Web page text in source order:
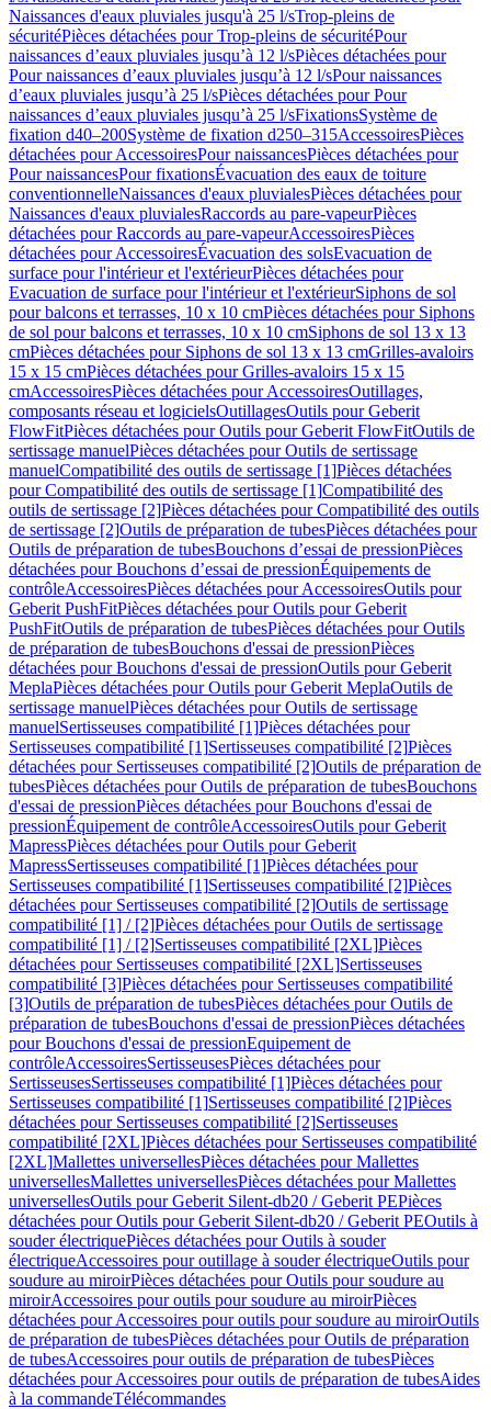
Naissances d'eaux pluviales jusqu'à 25 l/sTrop-pleins de
sécuritéPièces détachées pour Trop-pleins de sécuritéPour
naissances d’eaux pluviales jusqu’à 12 l/sPièces détachées pour
Pour naissances d’eaux pluviales jusqu’à 12 l/sPour naissances
d’eaux pluviales jusqu’à 25 l/sPièces détachées pour Pour
naissances d’eaux pluviales jusqu’à 25 l/sFixationsSystème de
fixation d40–200Système de fixation d250–315AccessoiresPièces
détachées pour AccessoiresPour naissancesPièces détachées pour
Pour naissancesPour fixationsÉvacuation des eaux de toiture
conventionnelleNaissances d'eaux pluvialesPièces détachées pour
Naissances d'eaux pluvialesRaccords au pare-vapeurPièces
détachées pour Raccords au pare-vapeurAccessoiresPièces
détachées pour AccessoiresÉvacuation des solsEvacuation de
surface pour l'intérieur et l'extérieurPièces détachées pour
Evacuation de surface pour l'intérieur et l'extérieurSiphons de sol
pour balcons et terrasses, 10 x 10 cmPièces détachées pour Siphons
de sol pour balcons et terrasses, 10 x 10 cmSiphons de sol 13 x 13
cmPièces détachées pour Siphons de sol 13 x 13 cmGrilles-avaloirs
15 x 15 cmPièces détachées pour Grilles-avaloirs 15 x 15
cmAccessoiresPièces détachées pour AccessoiresOutillages,
composants réseau et logicielsOutillagesOutils pour Geberit
FlowFitPièces détachées pour Outils pour Geberit FlowFitOutils de
sertissage manuelPièces détachées pour Outils de sertissage
manuelCompatibilité des outils de sertissage [1]Pièces détachées
pour Compatibilité des outils de sertissage [1]Compatibilité des
outils de sertissage [2]Pièces détachées pour Compatibilité des outils
de sertissage [2]Outils de préparation de tubesPièces détachées pour
Outils de préparation de tubesBouchons d’essai de pressionPièces
détachées pour Bouchons d’essai de pressionÉquipements de
contrôleAccessoiresPièces détachées pour AccessoiresOutils pour
Geberit PushFitPièces détachées pour Outils pour Geberit
PushFitOutils de préparation de tubesPièces détachées pour Outils
de préparation de tubesBouchons d'essai de pressionPièces
détachées pour Bouchons d'essai de pressionOutils pour Geberit
MeplaPièces détachées pour Outils pour Geberit MeplaOutils de
sertissage manuelPièces détachées pour Outils de sertissage
manuelSertisseuses compatibilité [1]Pièces détachées pour
Sertisseuses compatibilité [1]Sertisseuses compatibilité [2]Pièces
détachées pour Sertisseuses compatibilité [2]Outils de préparation de
tubesPièces détachées pour Outils de préparation de tubesBouchons
d'essai de pressionPièces détachées pour Bouchons d'essai de
pressionÉquipement de contrôleAccessoiresOutils pour Geberit
MapressPièces détachées pour Outils pour Geberit
MapressSertisseuses compatibilité [1]Pièces détachées pour
Sertisseuses compatibilité [1]Sertisseuses compatibilité [2]Pièces
détachées pour Sertisseuses compatibilité [2]Outils de sertissage
compatibilité [1] / [2]Pièces détachées pour Outils de sertissage
compatibilité [1] / [2]Sertisseuses compatibilité [2XL]Pièces
détachées pour Sertisseuses compatibilité [2XL]Sertisseuses
compatibilité [3]Pièces détachées pour Sertisseuses compatibilité
[3]Outils de préparation de tubesPièces détachées pour Outils de
préparation de tubesBouchons d'essai de pressionPièces détachées
pour Bouchons d'essai de pressionEquipement de
contrôleAccessoiresSertisseusesPièces détachées pour
SertisseusesSertisseuses compatibilité [1]Pièces détachées pour
Sertisseuses compatibilité [1]Sertisseuses compatibilité [2]Pièces
détachées pour Sertisseuses compatibilité [2]Sertisseuses
compatibilité [2XL]Pièces détachées pour Sertisseuses compatibilité
[2XL]Mallettes universellesPièces détachées pour Mallettes
universellesMallettes universellesPièces détachées pour Mallettes
universellesOutils pour Geberit Silent-db20 / Geberit PEPièces
détachées pour Outils pour Geberit Silent-db20 / Geberit PEOutils à
souder électriquePièces détachées pour Outils à souder
électriqueAccessoires pour outillage à souder électriqueOutils pour
soudure au miroirPièces détachées pour Outils pour soudure au
miroirAccessoires pour outils pour soudure au miroirPièces
détachées pour Accessoires pour outils pour soudure au miroirOutils
de préparation de tubesPièces détachées pour Outils de préparation
de tubesAccessoires pour outils de préparation de tubesPièces
détachées pour Accessoires pour outils de préparation de tubesAides
à la commandeTélécommandes